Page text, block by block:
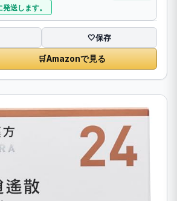
送します。
🤍保存
🛒Amazonで見る